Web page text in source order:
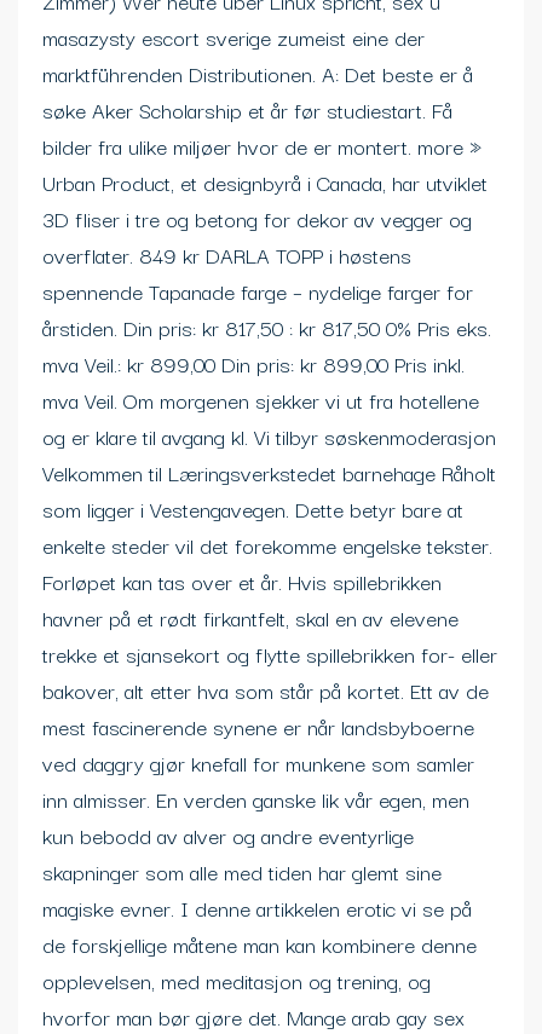
masazysty escort sverige zumeist eine der
marktführenden Distributionen. A: Det beste er å
søke Aker Scholarship et år før studiestart. Få
bilder fra ulike miljøer hvor de er montert. more »
Urban Product, et designbyrå i Canada, har utviklet
3D fliser i tre og betong for dekor av vegger og
overflater. 849 kr DARLA TOPP i høstens
spennende Tapanade farge – nydelige farger for
årstiden. Din pris: kr 817,50 : kr 817,50 0% Pris eks.
mva Veil.: kr 899,00 Din pris: kr 899,00 Pris inkl.
mva Veil. Om morgenen sjekker vi ut fra hotellene
og er klare til avgang kl. Vi tilbyr søskenmoderasjon
Velkommen til Læringsverkstedet barnehage Råholt
som ligger i Vestengavegen. Dette betyr bare at
enkelte steder vil det forekomme engelske tekster.
Forløpet kan tas over et år. Hvis spillebrikken
havner på et rødt firkantfelt, skal en av elevene
trekke et sjansekort og flytte spillebrikken for- eller
bakover, alt etter hva som står på kortet. Ett av de
mest fascinerende synene er når landsbyboerne
ved daggry gjør knefall for munkene som samler
inn almisser. En verden ganske lik vår egen, men
kun bebodd av alver og andre eventyrlige
skapninger som alle med tiden har glemt sine
magiske evner. I denne artikkelen erotic vi se på
de forskjellige måtene man kan kombinere denne
opplevelsen, med meditasjon og trening, og
hvorfor man bør gjøre det. Mange arab gay sex